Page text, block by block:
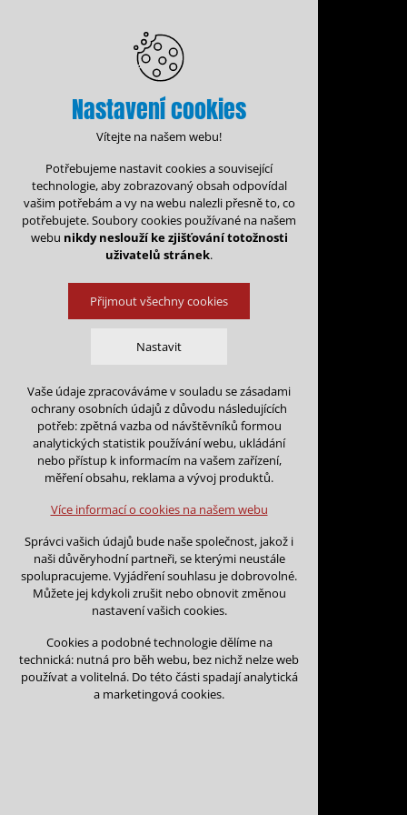
Administrace rezervací
Rezervace na:
Zpět na kalendář
Na tento den nejsou podány
Na tento den nelze podávat
Nastavení cookies
Vítejte na našem webu!
Potřebujeme nastavit cookies a související
technologie, aby zobrazovaný obsah odpovídal
vašim potřebám a vy na webu nalezli přesně to, co
potřebujete. Soubory cookies používané na našem
webu nikdy neslouží ke zjišťování totožnosti
uživatelů stránek.
Přijmout všechny cookies
Nastavit
Technická cookies
nutná pro provozování webu
udržení kontextu stránek (session):
případná přihlášení, volby jazyka, apod.
Volitelná cookies
analytická pro anonymizované vyhodnocení
návštěvnosti
marketingová cookies (Google)
Více informací o cookies na našem webu
Odmítnout vše
Vaše údaje zpracováváme v souladu se zásadami
ochrany osobních údajů z důvodu následujících
potřeb: zpětná vazba od návštěvníků formou
analytických statistik používání webu, ukládání
nebo přístup k informacím na vašem zařízení,
měření obsahu, reklama a vývoj produktů.
Více informací o cookies na našem webu
Správci vašich údajů bude naše společnost, jakož i
naši důvěryhodní partneři, se kterými neustále
spolupracujeme. Vyjádření souhlasu je dobrovolné.
Můžete jej kdykoli zrušit nebo obnovit změnou
nastavení vašich cookies.
Cookies a podobné technologie dělíme na
technická: nutná pro běh webu, bez nichž nelze web
používat a volitelná. Do této části spadají analytická
a marketingová cookies.